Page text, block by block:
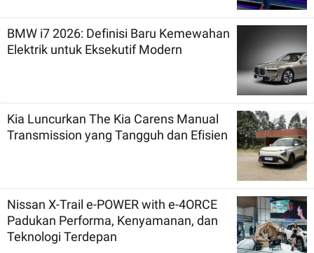
BMW i7 2026: Definisi Baru Kemewahan
Elektrik untuk Eksekutif Modern
Kia Luncurkan The Kia Carens Manual
Transmission yang Tangguh dan Efisien
Nissan X-Trail e-POWER with e-4ORCE
Padukan Performa, Kenyamanan, dan
Teknologi Terdepan